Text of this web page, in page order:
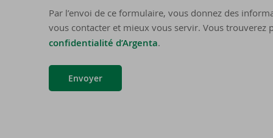
Par l’envoi de ce formulaire, vous donnez des
vous contacter et mieux vous servir. Vous trouverez
confidentialité d’Argenta.
Envoyer